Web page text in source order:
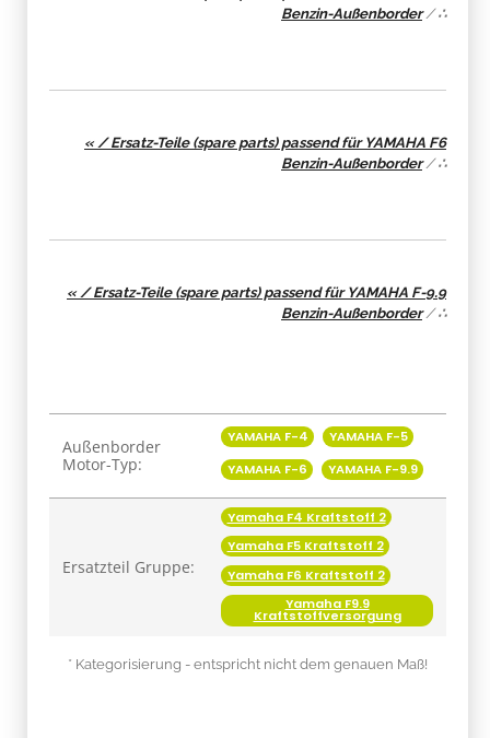
Benzin-Außenborder/∴
« / Ersatz-Teile (spare parts) passend für YAMAHA F6
Benzin-Außenborder/∴
« / Ersatz-Teile (spare parts) passend für YAMAHA F-9.9
Benzin-Außenborder/∴
Produkteigenschaft
Außenborder
Motor-Typ:
YAMAHA F-4
YAMAHA F-5
YAMAHA F-6
YAMAHA F-9.9
Ersatzteil Gruppe:
Yamaha F4 Kraftstoff 2
Yamaha F5 Kraftstoff 2
Yamaha F6 Kraftstoff 2
Yamaha F9.9
Kraftstoffversorgung
* Kategorisierung - entspricht nicht dem genauen Maß!